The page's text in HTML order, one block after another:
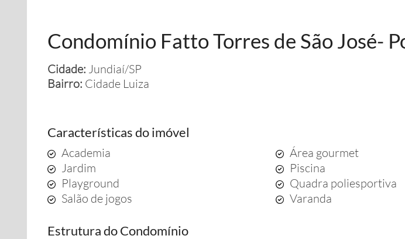
Condomínio Fatto Torres de São José-
Cidade: Jundiaí/SP
Bairro: Cidade Luiza
Características do imóvel
Academia Área gourmet
Jardim
Piscina
Playground
Quadra poliesportiva
Salão de jogos
Varanda
Estrutura do Condomínio